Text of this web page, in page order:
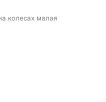
колесах малая